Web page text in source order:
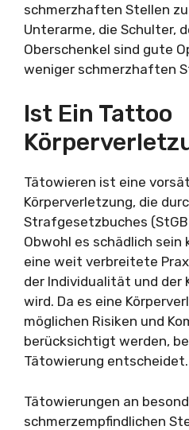
schmerzhaften Stellen
Unterarme, die Schulter,
Oberschenkel sind gute
weniger schmerzhaften
Ist Ein Tattoo
Tätowieren ist eine
Körperverletzung, die
Strafgesetzbuches
Obwohl es schädlich sein
eine weit verbreitete
der Individualität und
wird. Da es eine
möglichen Risiken und
berücksichtigt werden,
Tätowierung entscheidet.
Tätowierungen an
schmerzempfindlichen